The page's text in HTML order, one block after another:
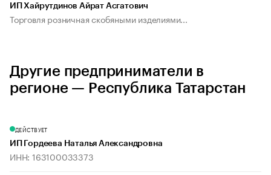
ИП Хайрутдинов Айрат Асгатович
Торговля розничная скобяными изделиями...
Другие предприниматели в
регионе — Республика Татарстан
ДЕЙСТВУЕТ
ИП Гордеева Наталья Александровна
ИНН: 163100033373